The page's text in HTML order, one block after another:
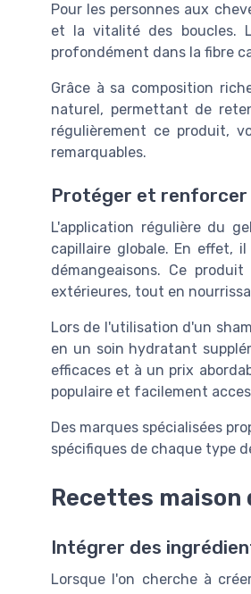
Pour les personnes aux
et la vitalité des boucles.
profondément dans la fibre
Grâce à sa composition
naturel, permettant de
régulièrement ce produit,
remarquables.
Protéger et renforcer
L'application régulière du
capillaire globale. En effet,
démangeaisons. Ce
extérieures, tout en
Lors de l'utilisation d'un
en un soin hydratant
efficaces et à un prix
populaire et facilement
Des marques spécialisées
spécifiques de chaque type
Recettes maison
Intégrer des
Lorsque l'on cherche à